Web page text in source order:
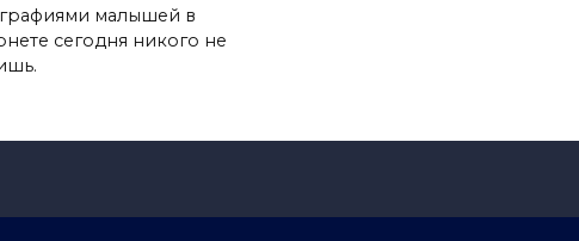
малышей в
сегодня никого не